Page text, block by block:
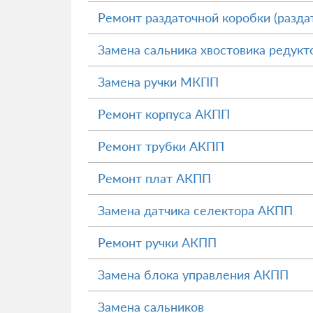
Ремонт раздаточной коробки
Замена сальника хвостовика
Замена ручки МКПП
Ремонт корпуса АКПП
Ремонт трубки АКПП
Ремонт плат АКПП
Замена датчика селектора АКПП
Ремонт ручки АКПП
Замена блока управления АКПП
Замена сальников